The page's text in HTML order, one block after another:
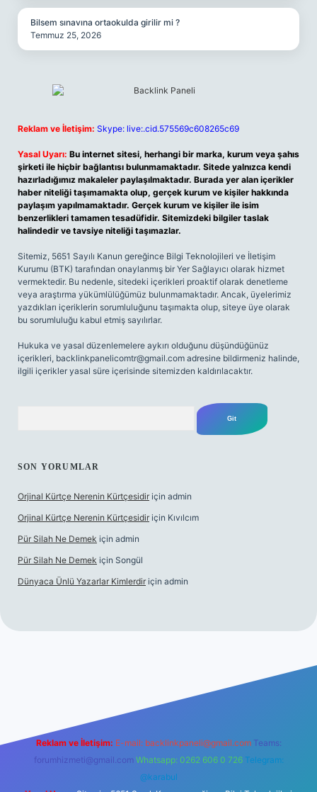
Bilsem sınavına ortaokulda girilir mi ?
Temmuz 25, 2026
Reklam ve İletişim: Skype: live:.cid.575569c608265c69
Yasal Uyarı: Bu internet sitesi, herhangi bir marka, kurum veya şahıs
şirketi ile hiçbir bağlantısı bulunmamaktadır. Sitede yalnızca kendi
hazırladığımız makaleler paylaşılmaktadır. Burada yer alan içerikler
haber niteliği taşımamakta olup, gerçek kurum ve kişiler hakkında
paylaşım yapılmamaktadır. Gerçek kurum ve kişiler ile isim
benzerlikleri tamamen tesadüfidir. Sitemizdeki bilgiler taslak
halindedir ve tavsiye niteliği taşımazlar.
Sitemiz, 5651 Sayılı Kanun gereğince Bilgi Teknolojileri ve İletişim
Kurumu (BTK) tarafından onaylanmış bir Yer Sağlayıcı olarak hizmet
vermektedir. Bu nedenle, sitedeki içerikleri proaktif olarak denetleme
veya araştırma yükümlülüğümüz bulunmamaktadır. Ancak, üyelerimiz
yazdıkları içeriklerin sorumluluğunu taşımakta olup, siteye üye olarak
bu sorumluluğu kabul etmiş sayılırlar.
Hukuka ve yasal düzenlemelere aykırı olduğunu düşündüğünüz
içerikleri, backlinkpanelicomtr@gmail.com adresine bildirmeniz halinde,
ilgili içerikler yasal süre içerisinde sitemizden kaldırılacaktır.
SON YORUMLAR
Orjinal Kürtçe Nerenin Kürtçesidir için admin
Orjinal Kürtçe Nerenin Kürtçesidir için Kıvılcım
Pür Silah Ne Demek için admin
Pür Silah Ne Demek için Songül
Dünyaca Ünlü Yazarlar Kimlerdir için admin
Reklam ve İletişim: E-mail: backlinkpaneli@gmail.com Teams:
forumhizmeti@gmail.com Whatsapp: 0262 606 0 726 Telegram:
@karabul